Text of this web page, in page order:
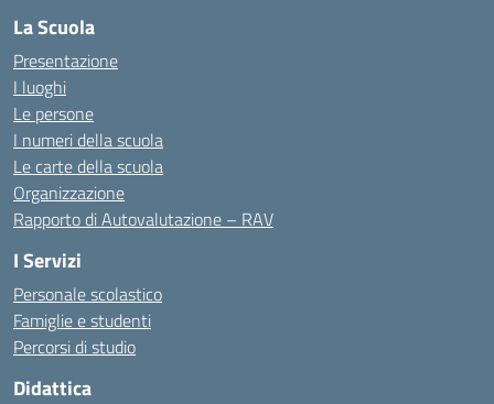
La Scuola
Presentazione
I luoghi
Le persone
I numeri della scuola
Le carte della scuola
Organizzazione
Rapporto di Autovalutazione – RAV
I Servizi
Personale scolastico
Famiglie e studenti
Percorsi di studio
Didattica